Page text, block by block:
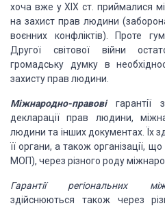
хоча вже уXIX ст. приймалися
на захист прав людини
воєнних конфліктів). Проте
Другої світової війни
громадську думку в
захисту прав людини.
Міжнародно-правові гарантії
декларації прав людини,
людини та інших документах. Їх
її органи, а також організації,
МОП), через різного роду
Гарантії регіональних
здійснюються також через